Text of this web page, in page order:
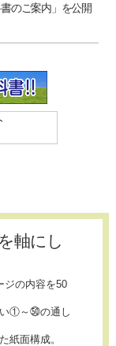
のご案内」を公開
軸にし
ジの内容を50
①～㊿の通し
紙面構成。